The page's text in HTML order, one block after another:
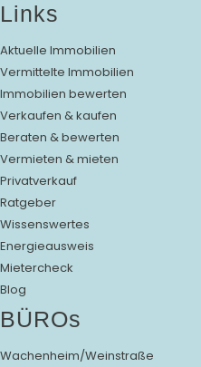
Links
Aktuelle Immobilien
Vermittelte Immobilien
Immobilien bewerten
Verkaufen & kaufen
Beraten & bewerten
Vermieten & mieten
Privatverkauf
Ratgeber
Wissenswertes
Energieausweis
Mietercheck
Blog
BÜROs
Wachenheim/Weinstraße